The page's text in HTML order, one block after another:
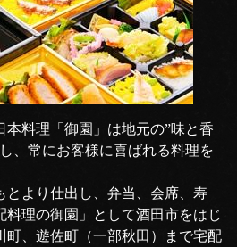
本料理「御園」は地元の”味と香
、常にお客様に喜ばれる料理を
とより仕出し、弁当、会席、寿
料理の御園」として酒田市をはじ
町、遊佐町（一部秋田）まで宅配